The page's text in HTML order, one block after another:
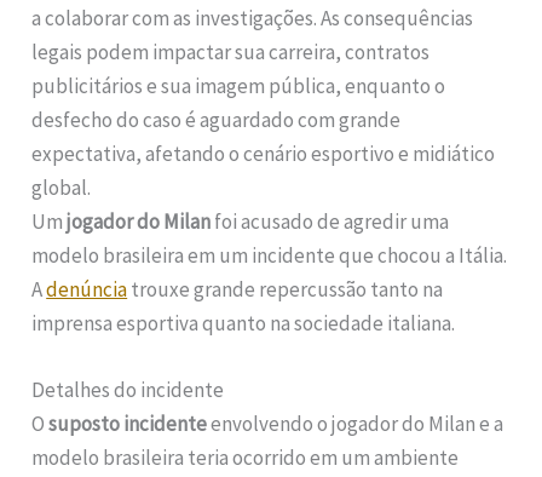
a colaborar com as investigações. As consequências
legais podem impactar sua carreira, contratos
publicitários e sua imagem pública, enquanto o
desfecho do caso é aguardado com grande
expectativa, afetando o cenário esportivo e midiático
global.
Umjogador do Milanfoi acusado de agredir uma
modelo brasileira em um incidente que chocou a Itália.
Adenúnciatrouxe grande repercussão tanto na
imprensa esportiva quanto na sociedade italiana.
Detalhes do incidente
Osuposto incidenteenvolvendo o jogador do Milan e a
modelo brasileira teria ocorrido em um ambiente